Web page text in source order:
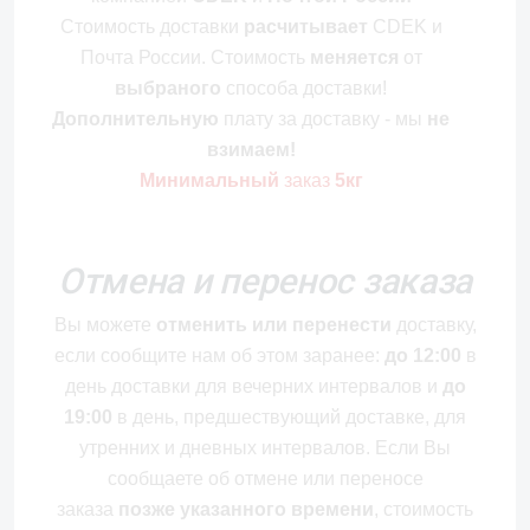
Стоимость доставки расчитывает CDEK и
Почта России. Стоимость меняется от
выбраного способа доставки!
Дополнительную плату за доставку - мы не
взимаем!
Минимальный заказ5кг
Отмена и перенос заказа
Вы можете отменить или перенести доставку,
если сообщите нам об этом заранее: до 12:00 в
день доставки для вечерних интервалов и до
19:00 в день, предшествующий доставке, для
утренних и дневных интервалов. Если Вы
сообщаете об отмене или переносе
заказа позже указанного времени , стоимость